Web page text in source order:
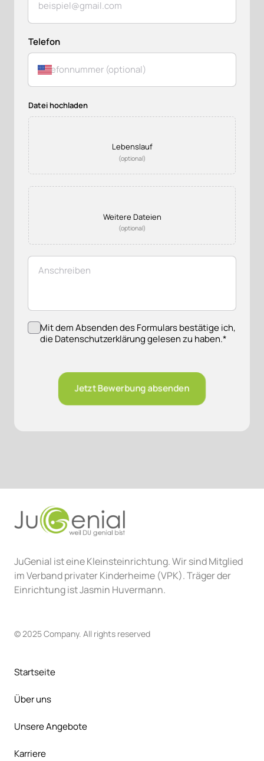
Telefon
Datei hochladen
Lebenslauf
(optional)
Weitere Dateien
(optional)
Mit dem Absenden des Formulars bestätige ich,
die Datenschutzerklärung gelesen zu haben.*
Jetzt Bewerbung absenden
JuGenial ist eine Kleinsteinrichtung. Wir sind Mitglied
im Verband privater Kinderheime (VPK). Träger der
Einrichtung ist Jasmin Huvermann.
© 2025 Company. All rights reserved
Startseite
Über uns
Unsere Angebote
Karriere